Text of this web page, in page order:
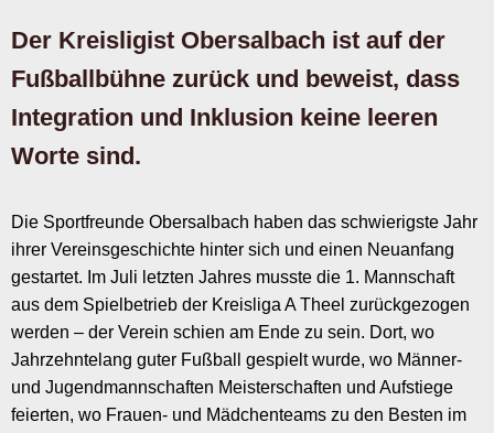
Der Kreisligist Obersalbach ist auf der
Fußballbühne zurück und beweist, dass
Integration und Inklusion keine leeren
Worte sind.
Die Sportfreunde Obersalbach haben das schwierigste Jahr
ihrer Vereinsgeschichte hinter sich und einen Neuanfang
gestartet. Im Juli letzten Jahres musste die 1. Mannschaft
aus dem Spielbetrieb der Kreisliga A Theel zurückgezogen
werden – der Verein schien am Ende zu sein. Dort, wo
Jahrzehntelang guter Fußball gespielt wurde, wo Männer-
und Jugendmannschaften Meisterschaften und Aufstiege
feierten, wo Frauen- und Mädchenteams zu den Besten im